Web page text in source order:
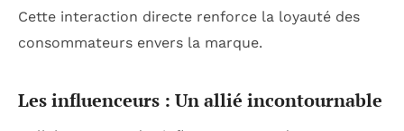
Cette interaction directe renforce la loyauté des
consommateurs envers la marque.
Les influenceurs : Un allié incontournable